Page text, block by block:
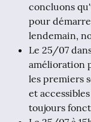
concluons
pour
lendemain,
Le 25/07
amélioration
les premiers
et
toujours